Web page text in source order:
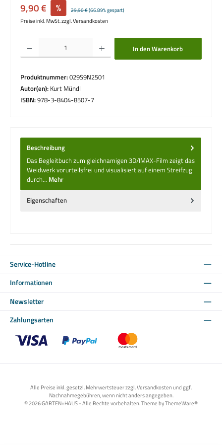
Verkaufspreis:
9,90 € % Regulärer Preis:
29,90 €(66.89% gespart)
Preise inkl. MwSt. zzgl. Versandkosten
Produkt Anzahl: Gib den gewünschten Wert ein oder benutze die Schaltflächen um
In den Warenkorb
Produktnummer:029S9N2501
Autor(en): Kurt Mündl
ISBN:978-3-8404-8507-7
Beschreibung
Das Begleitbuch zum gleichnamigen 3D/IMAX-Film zeigt das
Weidwerk vorurteilsfrei und visualisiert auf einem Streifzug
durch… Mehr
Eigenschaften
Service-Hotline
Informationen
Newsletter
Zahlungsarten
Alle Preise inkl. gesetzl. Mehrwertsteuer zzgl. Versandkosten und ggf.
Nachnahmegebühren, wenn nicht anders angegeben.
© 2026 GARTEN+HAUS - Alle Rechte vorbehalten. Theme byThemeWare®